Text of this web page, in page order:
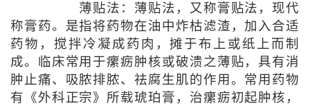
薄贴法：薄贴法，又称膏贴法，现代
称膏药。是指将药物在油中炸枯滤渣，加入合适
药物，搅拌冷凝成药肉，摊于布上或纸上而制
成。临床常用于瘰疬肿核或破溃之薄贴，具有消
肿止痛、吸脓排脓、祛腐生肌的作用。常用药物
有《外科正宗》所载琥珀膏，治瘰疬初起肿核，